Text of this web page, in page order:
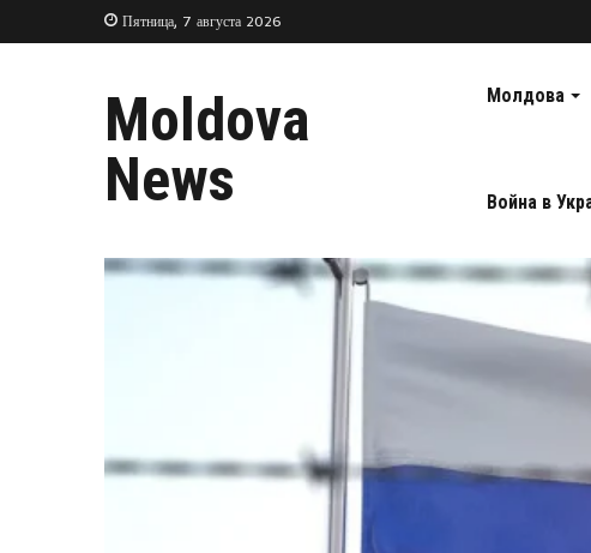
Пятница, 7 августа 2026
Moldova
News
Молдова
Война в